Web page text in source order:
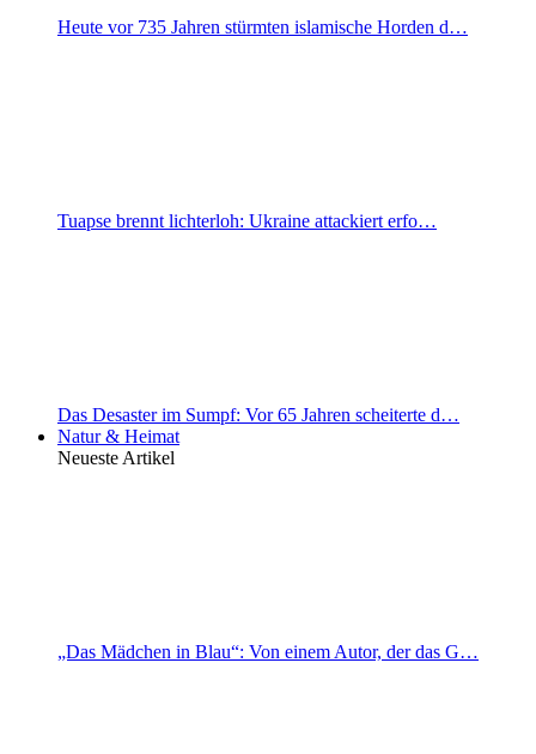
Heute vor 735 Jahren stürmten islamische Horden d…
Tuapse brennt lichterloh: Ukraine attackiert erfo…
Das Desaster im Sumpf: Vor 65 Jahren scheiterte d…
Natur & Heimat
Neueste Artikel
„Das Mädchen in Blau“: Von einem Autor, der das G…